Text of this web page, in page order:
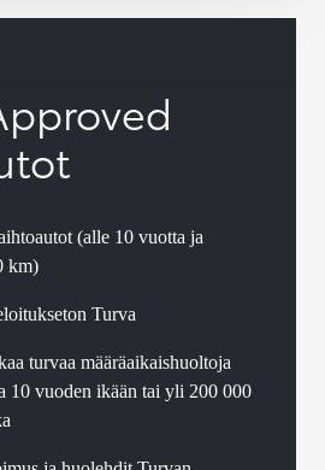
(alle 10 vuotta ja
km)
Turva
turvaa määräaikaishuoltoja
10 vuoden ikään tai yli 200 000